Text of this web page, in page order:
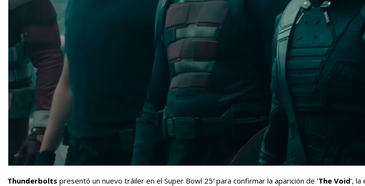
Thunderbolts presentó un nuevo tráiler en el Super Bowl 25′ para confirmar la aparición de ‘The Void‘,